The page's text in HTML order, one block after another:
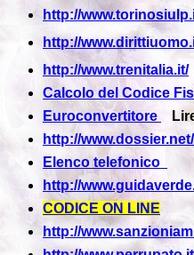
http://
http://
http://www.trenitalia.it/
Calcolo del Codice
Euroconvertitore
http://
Elenco telefonico
http://
CODICE ON LINE
http://